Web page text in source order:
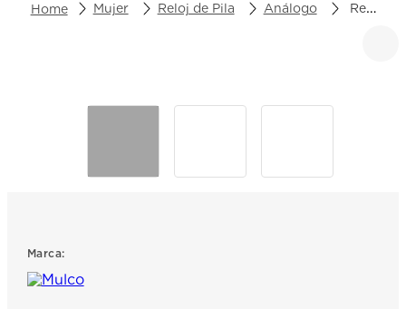
Buscar un producto o artículo
Mujer Reloj de Pila Análogo Reloj Mulco Blue Marine Medusa MW-3-241029-012
Marca:
4.
tissot